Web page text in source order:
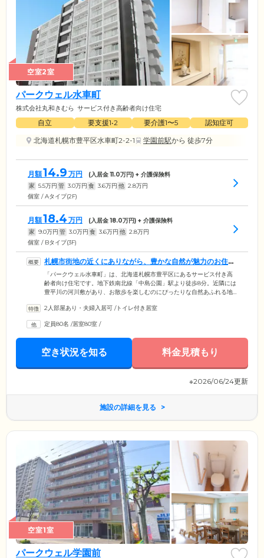
空室2室
パークウェル水車町
株式会社丸和きむら サービス付き高齢者向け住宅
自立 要支援1•2 要介護1〜5
認知症可
北海道札幌市豊平区水車町2-2-1
学園前駅から 徒歩7分
月額14.9 万円 (入居金11.0万円) + 介護保険料
家 5.5万円 管 3.0万円 食 3.6万円 他 2.8万円
個室 / Aタイプ(2F)
月額18.4 万円 (入居金18.0万円) + 介護保険料
家 9.0万円 管 3.0万円 食 3.6万円 他 2.8万円
個室 / Bタイプ(3F)
札幌市街地の近くにありながら、豊かな自然が魅力のお住ま
いです
「パークウェル水車町」は、北海道札幌市豊平区にあるサービス付き高
齢者向け住宅です。地下鉄南北線「中島公園」駅より徒歩8分。近隣には
豊平川の河川敷があり、お散歩を楽しむのにぴったりな自然あふれる地
立地でもあります。サービス付き高齢者向け住宅とは介護事業所や医療
の住まいのことです。住まいとして快適に暮らせる設備と、介護スタッ
フによる健康状態確認のためのお声がけや生活相談サービスをご提供。
2人部屋あり・夫婦入居可 /トイレ付き居室
定員80名 /居室80室 /
空き状況を知る 料金見積もり
※2026/06/24更新
施設の詳細を見る
空室1室
パークウェル学園前